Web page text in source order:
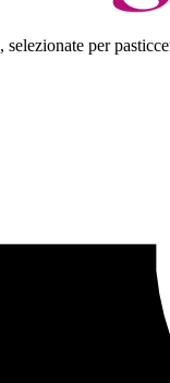
, selezionate per